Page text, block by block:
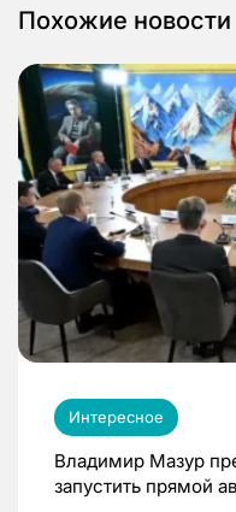
Похожие новости
Интересное
Владимир Мазур
запустить прямой